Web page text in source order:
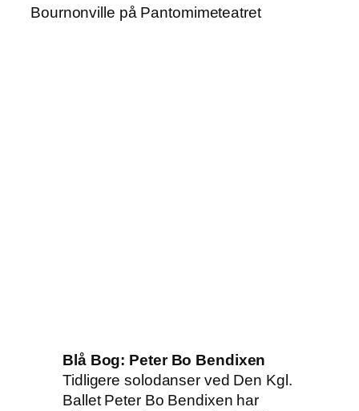
Bournonville på Pantomimeteatret
Blå Bog: Peter Bo Bendixen
Tidligere solodanser ved Den Kgl.
Ballet Peter Bo Bendixen har